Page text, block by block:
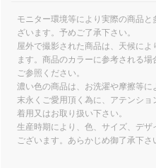
モニター環境等により実際の商品
ざいます。予めご了承下さい。
屋外で撮影された商品は、天候に
ます。商品のカラーに参考される
ご参照ください。
濃い色の商品は、お洗濯や摩擦等に
末永くご愛用頂く為に、アテンショ
着用又はお取り扱い下さい。
生産時期により、色、サイズ、デ
ございます。あらかじめ御了承下さ